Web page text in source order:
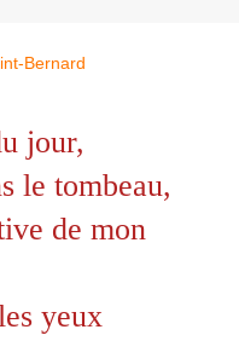
jour,
le tombeau,
de mon
yeux